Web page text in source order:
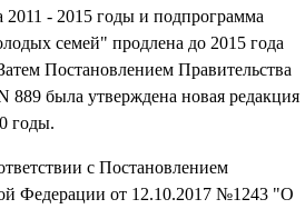
- 2015 годы и подпрограмма
семей" продлена до 2015 года
Постановлением Правительства
889 была утверждена новая редакция
годы.
с Постановлением
Федерации от 12.10.2017 №1243 "О